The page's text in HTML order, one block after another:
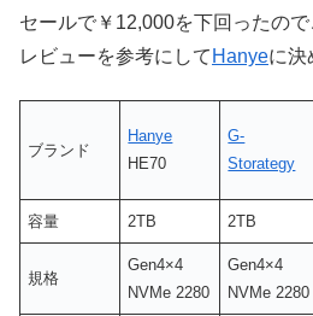
セールで￥12,000を下回ったの
レビューを参考にして Hanyeに決
ブランド
Hanye
HE70
G-
Storategy
容量 2TB 2TB
規格
Gen4×4
NVMe 2280
Gen4×4
NVMe 2280